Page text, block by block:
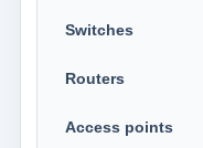
Switches
Routers
Access points